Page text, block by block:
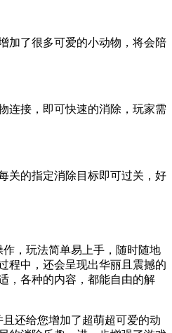
了很多可爱的小动物，将会陪
接，即可快速的消除，玩家需
的指定消除目标即可过关，好
，玩法简单易上手，随时随地
程中，还会呈现出华丽且震撼的
，各种的内容，都能自由的解
还给您增加了超萌超可爱的动